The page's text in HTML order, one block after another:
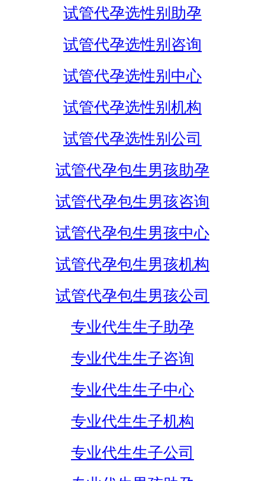
试管代孕选性别助孕
试管代孕选性别咨询
试管代孕选性别中心
试管代孕选性别机构
试管代孕选性别公司
试管代孕包生男孩助孕
试管代孕包生男孩咨询
试管代孕包生男孩中心
试管代孕包生男孩机构
试管代孕包生男孩公司
专业代生生子助孕
专业代生生子咨询
专业代生生子中心
专业代生生子机构
专业代生生子公司